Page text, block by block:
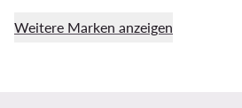
Weitere Marken anzeigen